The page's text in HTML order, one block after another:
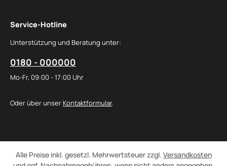
Service-Hotline
Unterstützung und Beratung unter:
0180 - 000000
Mo-Fr, 09:00 - 17:00 Uhr
Oder über unser Kontaktformular.
Alle Preise inkl. gesetzl. Mehrwertsteuer zzgl. Versandkosten